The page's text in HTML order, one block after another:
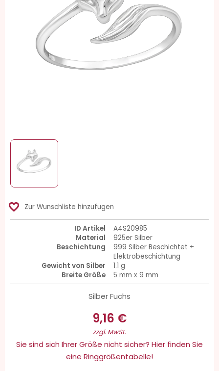
favorite_border Zur Wunschliste hinzufügen
ID Artikel
A4S20985
Material
925er Silber
Beschichtung
999 Silber Beschichtet +
Elektrobeschichtung
Gewicht von Silber
1.1 g
Breite Größe
5 mm x 9 mm
Silber Fuchs
9,16 €
zzgl. MwSt.
Sie sind sich Ihrer Größe nicht sicher? Hier finden Sie
eine Ringgrößentabelle!